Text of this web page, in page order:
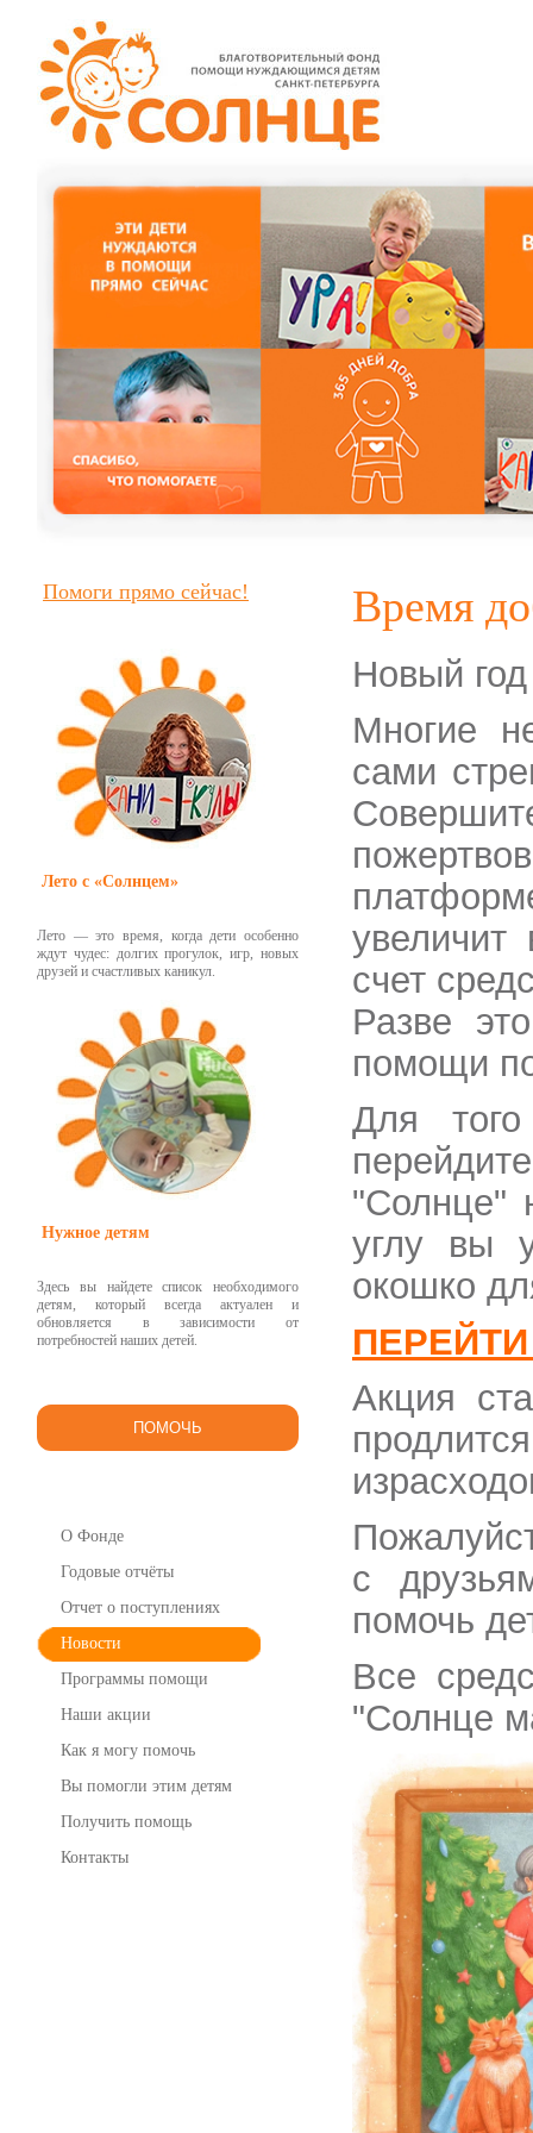
Помоги прямо сейчас!
Лето с «Солнцем»
Лето — это время, когда дети особенно
ждут чудес: долгих прогулок, игр, новых
друзей и счастливых каникул.
Нужное детям
Здесь вы найдете список необходимого
детям, который всегда актуален и
обновляется в зависимости от
потребностей наших детей.
ПОМОЧЬ
О Фонде
Годовые отчёты
Отчет о поступлениях
Новости
Программы помощи
Наши акции
Как я могу помочь
Вы помогли этим детям
Получить помощь
Контакты
Время
Новый
Многие
сами
счет
Разве
помощи
Для того
"Солнце"
углу вы
окошко
Акция
с
помочь
Все
"Солнце